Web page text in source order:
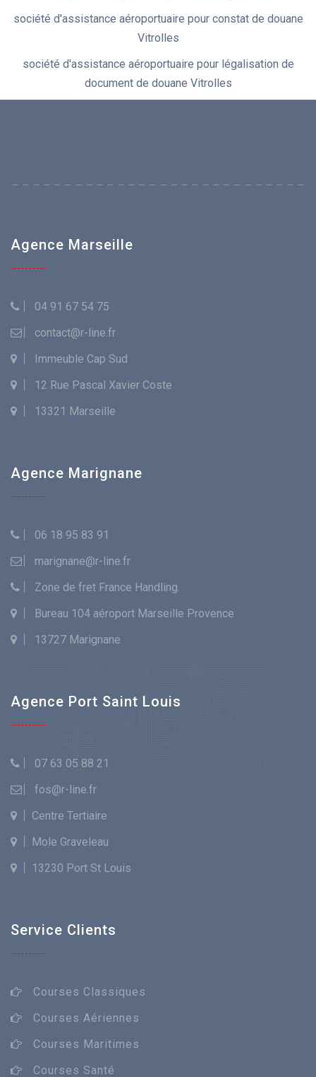
société d'assistance aéroportuaire pour constat de douane
Vitrolles
société d'assistance aéroportuaire pour légalisation de
document de douane Vitrolles
Agence Marseille
04 91 67 54 75
contact@r-line.fr
Immeuble Cap Sud
12 Rue Pascal Xavier Coste
13321 Marseille
Agence Marignane
06 18 95 83 91
marignane@r-line.fr
Zone de fret France Handling.
Bureau 104 aéroport Marseille Provence
13727 Marignane
Agence Port Saint Louis
07 63 05 88 21
fos@r-line.fr
Centre Tertiaire
Mole Graveleau
13230 Port St Louis
Service Clients
Courses Classiques
Courses Aériennes
Courses Maritimes
Courses Santé